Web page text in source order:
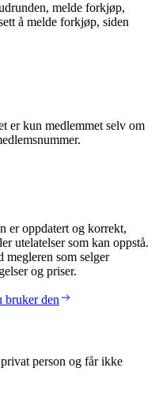
melde forkjøp,
å melde forkjøp, siden
er kun medlemmet selv om
er oppdatert og korrekt,
utelatelser som kan oppstå.
som selger
og priser.
bruker den
person og får ikke